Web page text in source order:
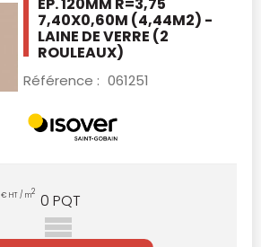
7,40X0,60M (4,44M2) -
LAINE DE VERRE (2
ROULEAUX)
Référence : 061251
€ HT / m2 0 PQT